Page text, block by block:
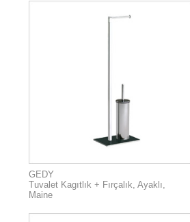
GEDY
Tuvalet Kagıtlık + Fırçalık, Ayaklı,
Maine